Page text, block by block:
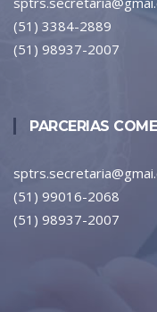
(51) 3384-2889
(51) 98937-2007
PARCERIAS
(51) 99016-2068
(51) 98937-2007